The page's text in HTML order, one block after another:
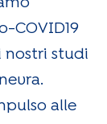
COVID19
nostri studi
alle